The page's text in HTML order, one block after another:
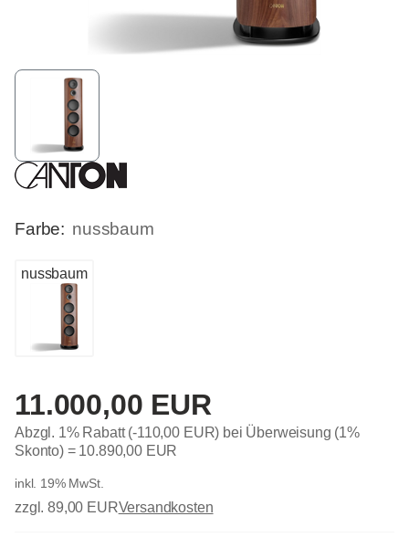
Farbe: nussbaum
nussbaum
11.000,00 EUR
Abzgl. 1% Rabatt (-110,00 EUR) bei Überweisung (1%
Skonto) = 10.890,00 EUR
inkl. 19% MwSt.
zzgl. 89,00 EURVersandkosten